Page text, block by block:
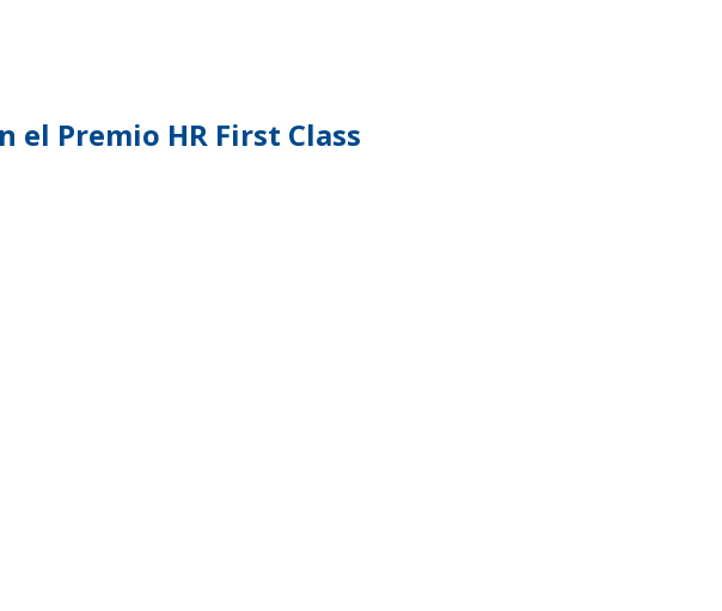
el Premio HR First Class